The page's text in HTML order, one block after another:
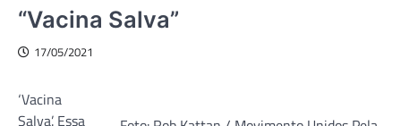
“Vacina Salva”
17/05/2021
‘Vacina
Salva’. Essa